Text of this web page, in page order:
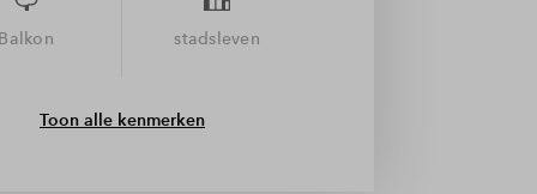
Balkon stadsleven
Toon alle kenmerken